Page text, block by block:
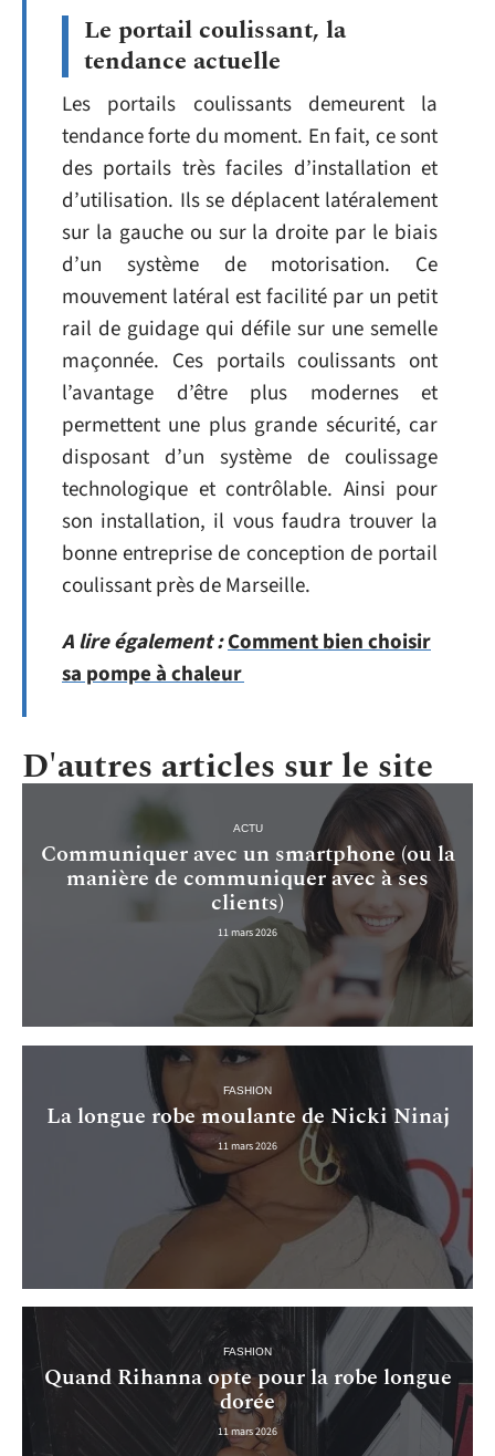
Le portail coulissant, la
tendance actuelle
Les portails coulissants demeurent la
tendance forte du moment. En fait, ce sont
des portails très faciles d’installation et
d’utilisation. Ils se déplacent latéralement
sur la gauche ou sur la droite par le biais
d’un système de motorisation. Ce
mouvement latéral est facilité par un petit
rail de guidage qui défile sur une semelle
maçonnée. Ces portails coulissants ont
l’avantage d’être plus modernes et
permettent une plus grande sécurité, car
disposant d’un système de coulissage
technologique et contrôlable. Ainsi pour
son installation, il vous faudra trouver la
bonne entreprise de conception de portail
coulissant près de Marseille.
A lire également :Comment bien choisir
sa pompe à chaleur
D'autres articles sur le site
ACTU
Communiquer avec un smartphone (ou la
manière de communiquer avec à ses
clients)
11 mars 2026
FASHION
La longue robe moulante de Nicki Ninaj
11 mars 2026
FASHION
Quand Rihanna opte pour la robe longue
dorée
11 mars 2026